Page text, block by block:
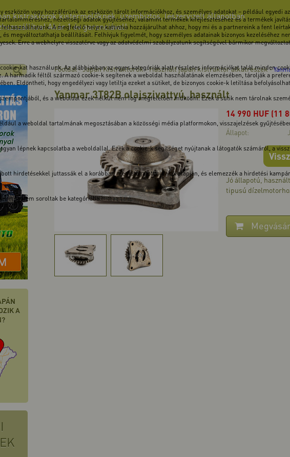
vagy hozzáférünk az eszközön tárolt információkhoz, és személyes adatokat – például egyedi
nézettségi adatok gyűjtéséhez, valamint termékek kifejlesztéséhez és a termékek
A megfelelő helyre kattintva hozzájárulhat ahhoz, hogy mi és a partnereink a fent
megváltoztathatja beállításait. Felhívjuk figyelmét, hogy személyes adatainak bizonyos kezeléséhez
Erre a webhelyre visszatérve vagy az adatvédelmi szabályzatunk segítségével bármikor
kat használunk. Az alábbiakban az egyes kategóriák alatt részletes információkat talál minden
harmadik féltől származó cookie-k segítenek a weboldal használatának elemzésében, tárolják a
Eldöntheti, hogy engedélyezi vagy letiltja ezeket a sütiket, de bizonyos cookie-k letiltása
és a weboldal ezek nélkül nem fog megfelelően működni. Ezek a sütik nem tárolnak
a weboldal tartalmának megosztásában a közösségi média platformokon, visszajelzések
lépnek kapcsolatba a weboldallal. Ezek a cookie-k segítséget nyújtanak a látogatók számáról, a
hirdetésekkel juttassák el a korábban meglátogatott oldalak alapján, és elemezzék a hirdetési
még nem soroltak be kategóriába.
kistraktorok kistermelőknek, üzembiztos, leszervizelt állapotban
Akár 1 év garanciával!
A
Főoldal-Japán Kistraktorok-Használt japán kistraktor alkatrészek-
Yanmar 3T82B olajszivattyú, használt
14 990 HUF (11
Állapot:
Jó állapotú,
tipusú